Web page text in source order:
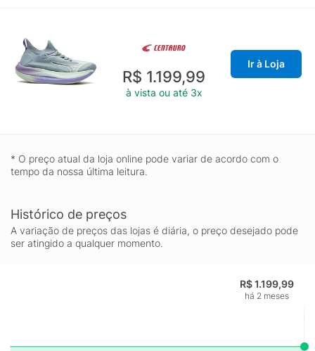
R$ 1.199,99
à vista ou até 3x
Ir à Loja
* O preço atual da loja online pode variar de acordo com o
tempo da nossa última leitura.
Histórico de preços
A variação de preços das lojas é diária, o preço desejado pode
ser atingido a qualquer momento.
R$ 1.199,99
há 2 meses